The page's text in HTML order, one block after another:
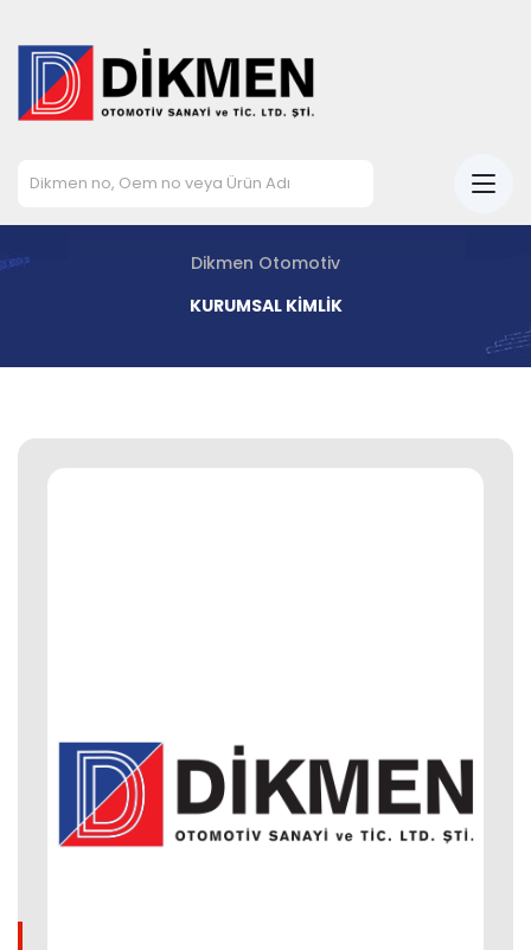
Dikmen Otomotiv
KURUMSAL KİMLİK